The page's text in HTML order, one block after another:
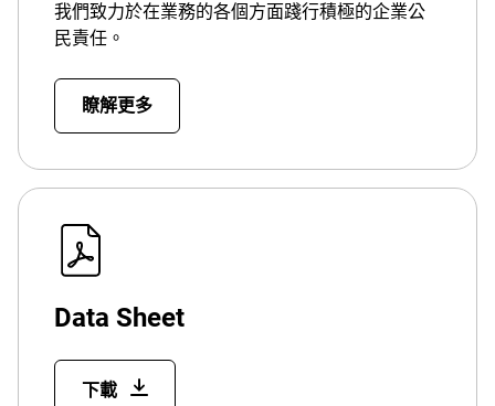
我們致力於在業務的各個方面踐行積極的企業公
民責任。
瞭解更多
Data Sheet
下載